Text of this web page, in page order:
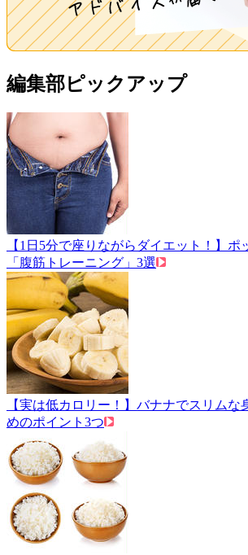
編集部ピックアップ
【1日5分で座りながらダイエット！】ポ
「腹筋トレーニング」3選
【実は低カロリー！】バナナでスリムな
めのポイント3つ